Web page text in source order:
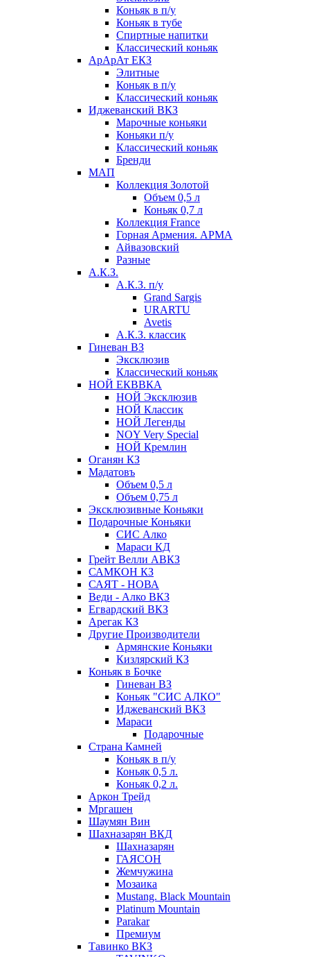
Коньяк в п/у
Коньяк в тубе
Спиртные напитки
Классический коньяк
АрАрАт ЕКЗ
Элитные
Коньяк в п/у
Классический коньяк
Иджеванский ВКЗ
Марочные коньяки
Коньяки п/у
Классический коньяк
Бренди
МАП
Коллекция Золотой
Объем 0,5 л
Коньяк 0,7 л
Коллекция France
Горная Армения. АРМА
Айвазовский
Разные
А.К.З.
А.К.З. п/у
Grand Sargis
URARTU
Avetis
А.К.З. классик
Гиневан ВЗ
Эксклюзив
Классический коньяк
НОЙ ЕКВВКА
НОЙ Эксклюзив
НОЙ Классик
НОЙ Легенды
NOY Very Speсial
НОЙ Кремлин
Оганян КЗ
Мадатовъ
Объем 0,5 л
Объем 0,75 л
Эксклюзивные Коньяки
Подарочные Коньяки
СИС Алко
Мараси КД
Грейт Велли АВКЗ
САМКОН КЗ
САЯТ - НОВА
Веди - Алко ВКЗ
Егвардский ВКЗ
Арегак КЗ
Другие Производители
Армянские Коньяки
Кизлярский КЗ
Коньяк в Бочке
Гиневан ВЗ
Коньяк "СИС АЛКО"
Иджеванский ВКЗ
Мараси
Подарочные
Страна Камней
Коньяк в п/у
Коньяк 0,5 л.
Коньяк 0,2 л.
Аркон Трейд
Мргашен
Шаумян Вин
Шахназарян ВКД
Шахназарян
ГАЯСОН
Жемчужина
Мозаика
Mustang. Black Mountain
Platinum Mountain
Parakar
Премиум
Тавинко ВКЗ